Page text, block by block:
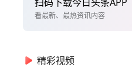
看最新、最热资讯内容
精彩视频